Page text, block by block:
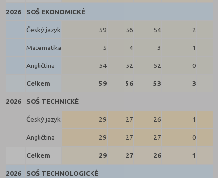
2026 SOŠ EKONOMICKÉ
Český jazyk 59 56 54 2
Matematika 5 4 3 1
Angličtina 54 52 52 0
Celkem 59 56 53 3
2026 SOŠ TECHNICKÉ
Český jazyk 29 27 26 1
Angličtina 29 27 27 0
Celkem 29 27 26 1
2026 SOŠ TECHNOLOGICKÉ